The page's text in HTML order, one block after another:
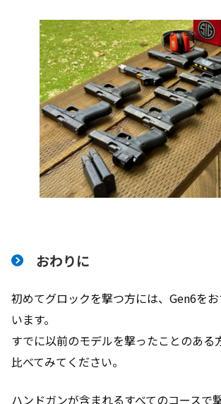
おわりに
初めてグロックを撃つ方には、Gen6を
います。
すでに以前のモデルを撃ったことのある
比べてみてください。
ハンドガンが含まれるすべてのコースで